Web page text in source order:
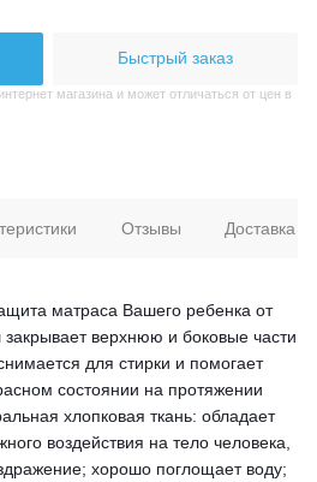
Быстрый заказ
магазина и может отличаться от цен в
матраса Вашего ребенка от
закрывает верхнюю и боковые части
для стирки и помогает
состоянии на протяжении
хлопковая ткань: обладает
воздействия на тело человека,
хорошо поглощает воду;
Отзывы Доставка